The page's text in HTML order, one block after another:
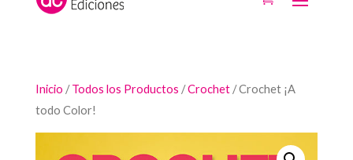
Inicio /Todos los Productos /Crochet/ Crochet ¡A
todo Color!